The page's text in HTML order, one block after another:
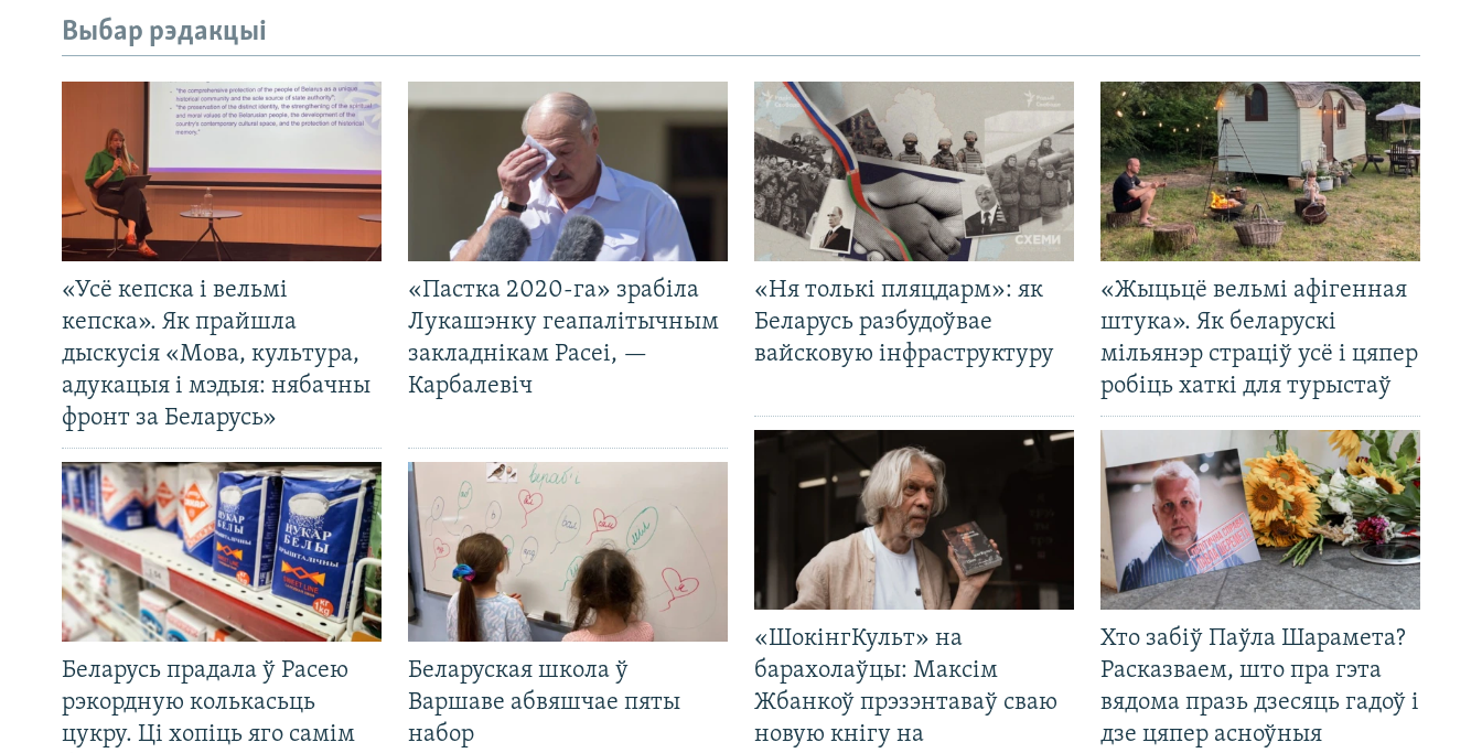
Выбар рэдакцыі
«Усё кепска і вельмі
кепска». Як прайшла
дыскусія «Мова, культура,
адукацыя і мэдыя: нябачны
фронт за Беларусь»
«Пастка 2020-га» зрабіла
Лукашэнку геапалітычным
закладнікам Расеі, —
Карбалевіч
Беларусь прадала ў Расею
рэкордную колькасьць
цукру. Ці хопіць яго самім
Беларуская школа ў
Варшаве абвяшчае пяты
набор
«Ня толькі пляцдарм»: як
Беларусь разбудоўвае
вайсковую інфраструктуру
«Жыцьцё вельмі афігенная
штука». Як беларускі
мільянэр страціў усё і цяпер
робіць хаткі для турыстаў
«ШокінгКульт» на
барахолаўцы: Максім
Жбанкоў прэзэнтаваў сваю
новую кнігу на
Хто забіў Паўла Шарамета?
Расказваем, што пра гэта
вядома празь дзесяць гадоў і
дзе цяпер асноўныя